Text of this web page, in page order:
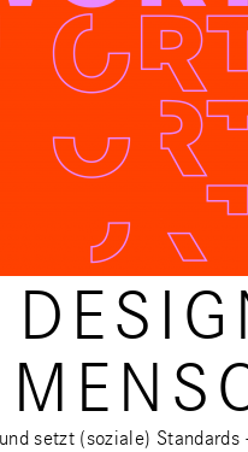
setzt (soziale)